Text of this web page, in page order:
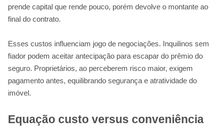
prende capital que rende pouco, porém devolve o montante ao
final do contrato.
Esses custos influenciam jogo de negociações. Inquilinos sem
fiador podem aceitar antecipação para escapar do prêmio do
seguro. Proprietários, ao perceberem risco maior, exigem
pagamento antes, equilibrando segurança e atratividade do
imóvel.
Equação custo versus conveniência